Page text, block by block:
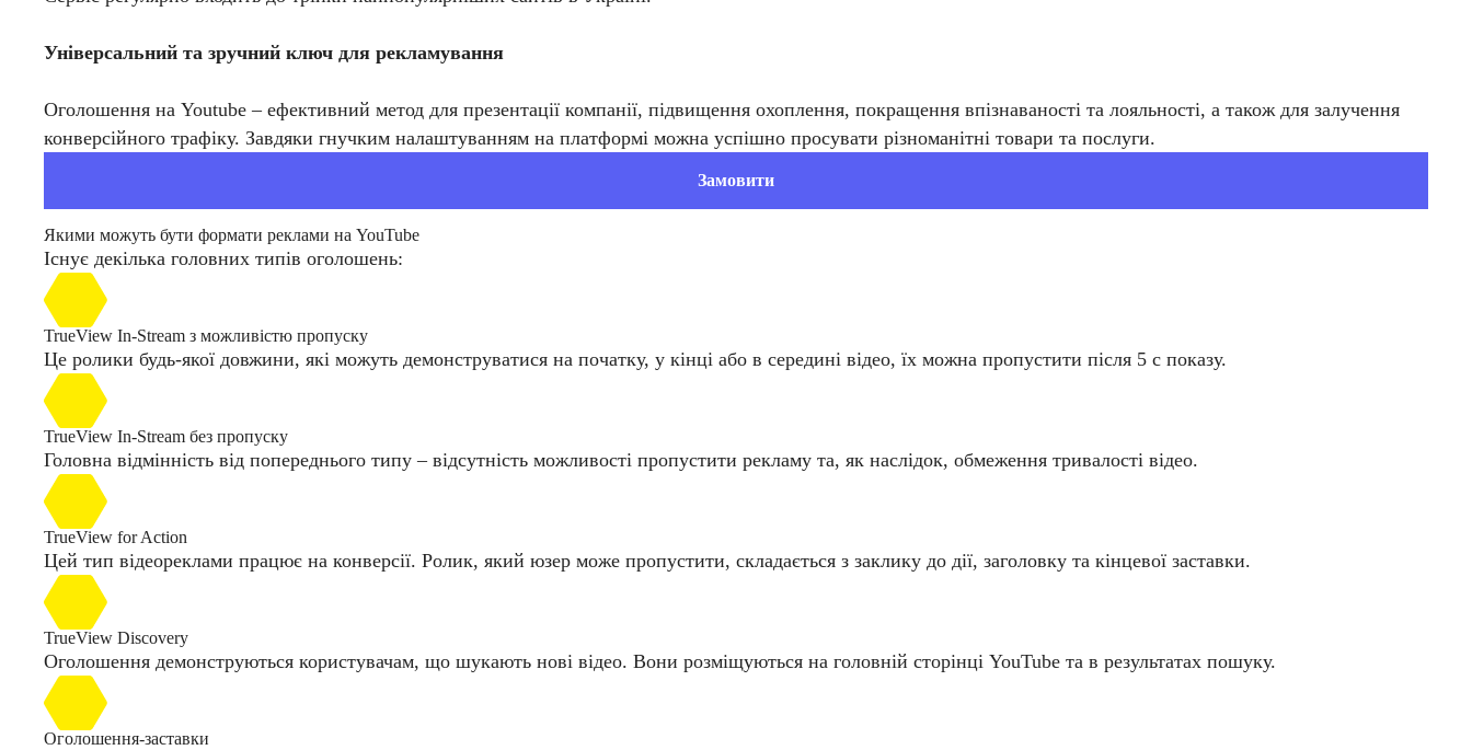
Універсальний та зручний ключ для рекламування
Оголошення на Youtube – ефективний метод для презентації компанії, підвищення охоплення, покращення впізнаваності та лояльності, а також для залучення
конверсійного трафіку. Завдяки гнучким налаштуванням на платформі можна успішно просувати різноманітні товари та послуги.
Замовити
Якими можуть бути формати реклами на YouTube
Існує декілька головних типів оголошень:
TrueView In-Stream з можливістю пропуску
Це ролики будь-якої довжини, які можуть демонструватися на початку, у кінці або в середині відео, їх можна пропустити після 5 с показу.
TrueView In-Stream без пропуску
Головна відмінність від попереднього типу – відсутність можливості пропустити рекламу та, як наслідок, обмеження тривалості відео.
TrueView for Action
Цей тип відеореклами працює на конверсії. Ролик, який юзер може пропустити, складається з заклику до дії, заголовку та кінцевої заставки.
TrueView Discovery
Оголошення демонструються користувачам, що шукають нові відео. Вони розміщуються на головній сторінці YouTube та в результатах пошуку.
Оголошення-заставки